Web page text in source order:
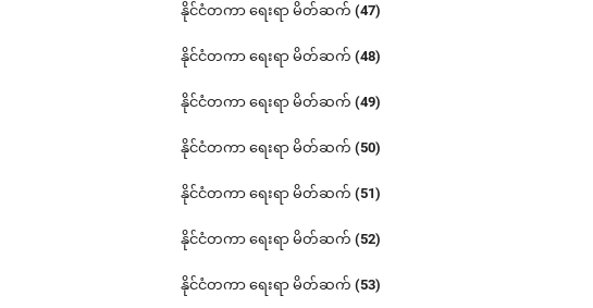
နိုင်ငံတကာ ရေးရာ မိတ်ဆက် (47)
နိုင်ငံတကာ ရေးရာ မိတ်ဆက် (48)
နိုင်ငံတကာ ရေးရာ မိတ်ဆက် (49)
နိုင်ငံတကာ ရေးရာ မိတ်ဆက် (50)
နိုင်ငံတကာ ရေးရာ မိတ်ဆက် (51)
နိုင်ငံတကာ ရေးရာ မိတ်ဆက် (52)
နိုင်ငံတကာ ရေးရာ မိတ်ဆက် (53)